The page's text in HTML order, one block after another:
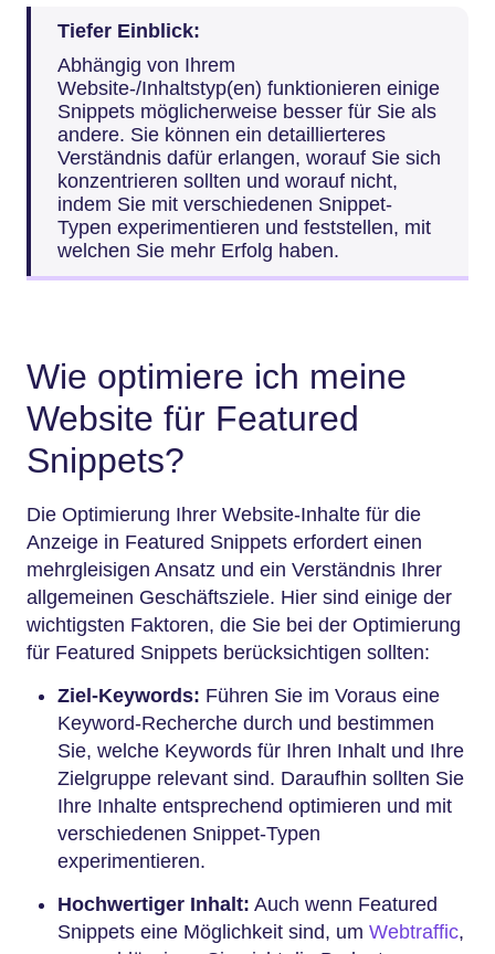
Tiefer Einblick:
Abhängig von Ihrem
Website-/Inhaltstyp(en) funktionieren einige
Snippets möglicherweise besser für Sie als
andere. Sie können ein detaillierteres
Verständnis dafür erlangen, worauf Sie sich
konzentrieren sollten und worauf nicht,
indem Sie mit verschiedenen Snippet-
Typen experimentieren und feststellen, mit
welchen Sie mehr Erfolg haben.
Wie optimiere ich meine
Website für Featured
Snippets?
Die Optimierung Ihrer Website-Inhalte für die
Anzeige in Featured Snippets erfordert einen
mehrgleisigen Ansatz und ein Verständnis Ihrer
allgemeinen Geschäftsziele. Hier sind einige der
wichtigsten Faktoren, die Sie bei der Optimierung
für Featured Snippets berücksichtigen sollten:
Ziel-Keywords: Führen Sie im Voraus eine
Keyword-Recherche durch und bestimmen
Sie, welche Keywords für Ihren Inhalt und Ihre
Zielgruppe relevant sind. Daraufhin sollten Sie
Ihre Inhalte entsprechend optimieren und mit
verschiedenen Snippet-Typen
experimentieren.
Hochwertiger Inhalt: Auch wenn Featured
Snippets eine Möglichkeit sind, um Webtraffic,